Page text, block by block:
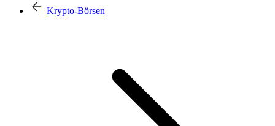
Krypto-Börsen